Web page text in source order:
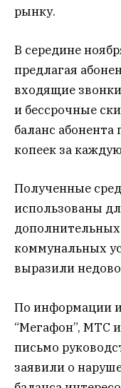
рынку.
В середине
предлагая
входящие
и бессрочные
баланс абонента
копеек за
Полученные
использованы
коммунальных
выразили
По информации
“Мегафон”, МТС
письмо
заявили о